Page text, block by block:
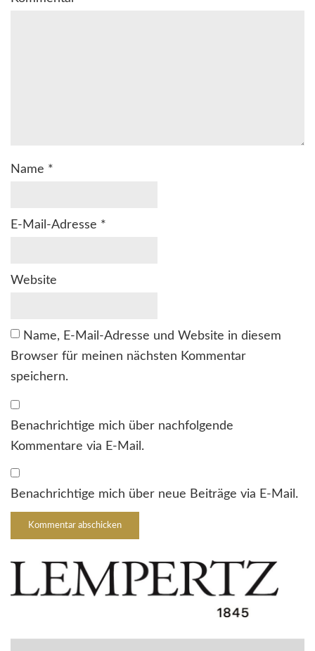
Name *
E-Mail-Adresse *
Website
Name, E-Mail-Adresse und Website in diesem
Browser für meinen nächsten Kommentar
speichern.
Benachrichtige mich über nachfolgende
Kommentare via E-Mail.
Benachrichtige mich über neue Beiträge via E-Mail.